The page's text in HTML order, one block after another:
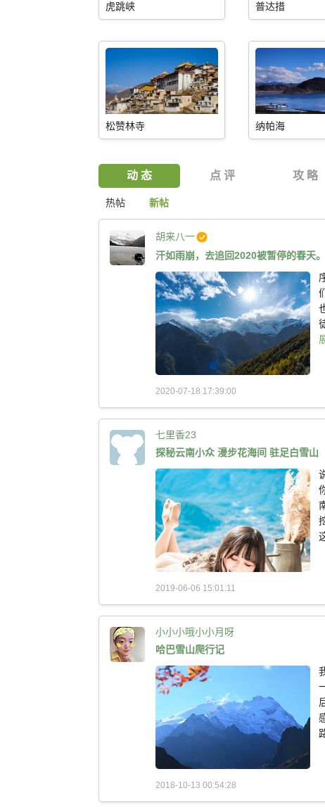
虎跳峡 普达措
松赞林寺 纳帕海
动 态 点 评 攻 略
热帖 新帖
胡来八一
汗如雨崩，去追回2020被暂停的春天。
2020-07-18 17:39:00
七里香23
探秘云南小众 漫步花海间 驻足白雪山
2019-06-06 15:01:11
小小小哦小小月呀
哈巴雪山爬行记
2018-10-13 00:54:28